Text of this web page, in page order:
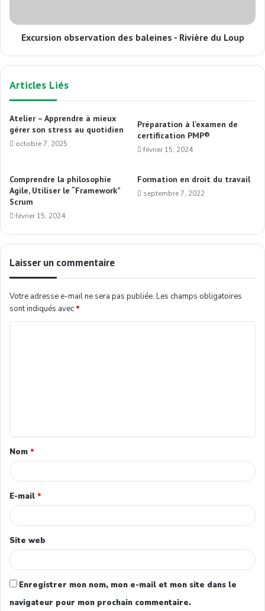
Excursion observation des baleines - Rivière du Loup
Articles Liés
Atelier – Apprendre à mieux
gérer son stress au quotidien
octobre 7, 2025
Préparation à l’examen de
certification PMP®
février 15, 2024
Comprendre la philosophie
Agile, Utiliser le “Framework”
Scrum
février 15, 2024
Formation en droit du travail
septembre 7, 2022
Laisser un commentaire
Votre adresse e-mail ne sera pas publiée. Les champs obligatoires
sont indiqués avec *
Nom *
E-mail *
Site web
Enregistrer mon nom, mon e-mail et mon site dans le
navigateur pour mon prochain commentaire.